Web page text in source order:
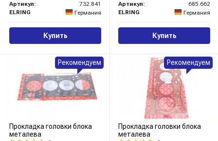
Артикул:
732.841
ELRING
Германия
Купить
Артикул:
685.662
ELRING
Германия
Купить
Прокладка головки блока
металева
Рекомендуем
Прокладка головки блока
металева
Рекомендуем